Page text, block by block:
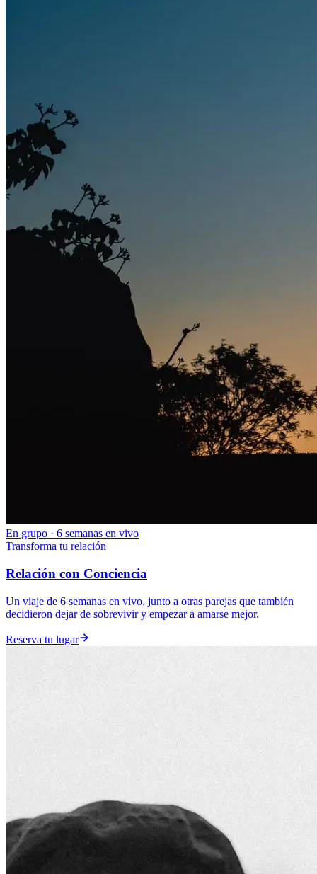
En grupo · 6 semanas en vivo
Transforma tu relación
Relación con Conciencia
Un viaje de 6 semanas en vivo, junto a otras parejas que también
decidieron dejar de sobrevivir y empezar a amarse mejor.
Reserva tu lugar